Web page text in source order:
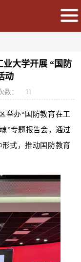
业大学开展 “国防
动
数： 11
举办“国防教育在工
”专题报告会，通过
式，推动国防教育